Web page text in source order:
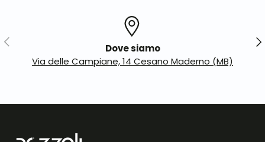
Indietro
Dove siamo
Via delle Campiane, 14 Cesano Maderno (MB)